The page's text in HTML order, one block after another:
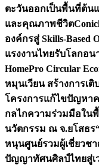
ตะวันออกเป็นพื้นที่ต้นแ
และคุณภาพชีวิต
องค์กรสู่ Skills-Based
แรงงานไทยรับโลกอน
HomePro Circular
หมุนเวียน สร้างการเติ
โครงการแก้ไขปัญหา
กลไกความร่วมมือใน
นวัตกรรม ณ จ.ยโสธร
หนุนศูนย์รวมผู้เชี่ยวช
ปัญญาทัศนศิลป์ไทยสู่เ